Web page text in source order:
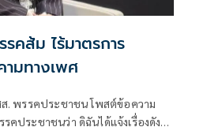
คส้ม ไร้มาตรการ
มทางเพศ
พรรคประชาชน โพสต์ข้อความ
คประชาชนว่า ดิฉันได้แจ้งเรื่องดัง